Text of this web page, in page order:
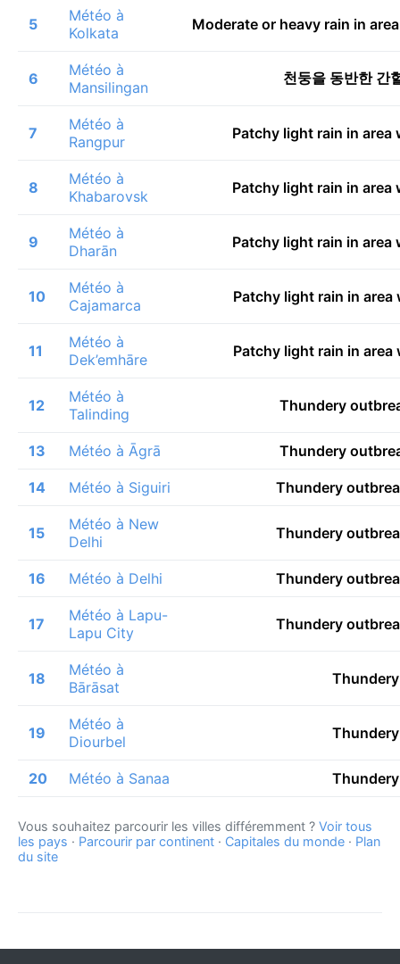
5
Météo à
Kolkata
Moderate or heavy rain in
6
Météo à
Mansilingan
천둥을 동반한 간
7
Météo à
Rangpur
Patchy light rain in
8
Météo à
Khabarovsk
Patchy light rain in
9
Météo à
Dharān
Patchy light rain in
10
Météo à
Cajamarca
Patchy light rain in
11
Météo à
Dek’emhāre
Patchy light rain in
12
Météo à
Talinding
Thundery
13 Météo à Āgrā Thundery
14 Météo à Siguiri Thundery
15
Météo à New
Delhi
Thundery
16 Météo à Delhi Thundery
17
Météo à Lapu-
Lapu City
Thundery
18
Météo à
Bārāsat
19
Météo à
Diourbel
20 Météo à Sanaa
Vous souhaitez parcourir les villes différemment ? Voir tous
les pays · Parcourir par continent · Capitales du monde · Plan
du site